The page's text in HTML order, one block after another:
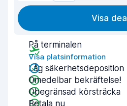
Visa deal
På terminalen
Visa platsinformation
Låg säkerhetsdeposition
Omedelbar bekräftelse!
Obegränsad körsträcka
Betala nu